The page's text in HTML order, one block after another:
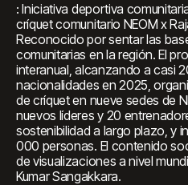
: Iniciativa deportiva
críquet comunitario NEOM x
Reconocido por sentar las
comunitarias en la región. El
interanual, alcanzando a casi
nacionalidades en 2025,
de críquet en nueve sedes de
nuevos líderes y 20
sostenibilidad a largo plazo, y
000 personas. El contenido
de visualizaciones a nivel
Kumar Sangakkara.